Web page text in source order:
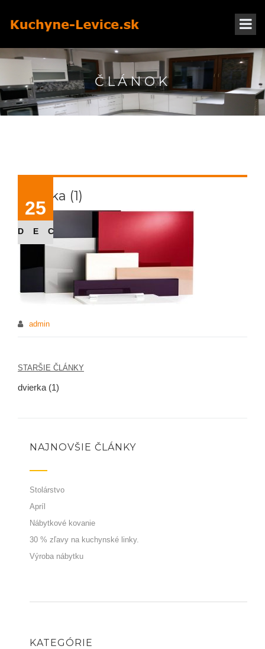
ČLÁNOK
25
DEC
dvierka (1)
admin
Navigácia
STARŠIE ČLÁNKY
dvierka (1)
NAJNOVŠIE ČLÁNKY
Stolárstvo
Apríl
Nábytkové kovanie
30 % zľavy na kuchynské linky.
Výroba nábytku
KATEGÓRIE